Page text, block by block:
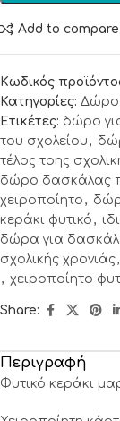
Add to compare
Κωδικός
Κατηγορίες: Δώρο
Ετικέτες: δώρο
του σχολείου ,
τέλος τοης
δώρο δασκάλας
χειροποίητο ,
κεράκι φυτικό ,
δώρα για
σχολικής χρονιάς,
, χειροποίητο
Share:
Περιγραφή
Φυτικό κεράκι